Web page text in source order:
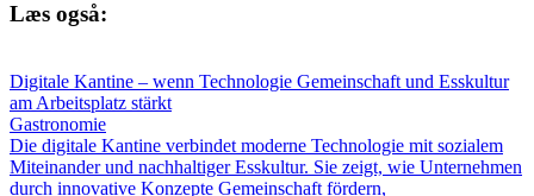
Læs også:
Digitale Kantine – wenn Technologie Gemeinschaft und Esskultur
am Arbeitsplatz stärkt
Gastronomie
Die digitale Kantine verbindet moderne Technologie mit sozialem
Miteinander und nachhaltiger Esskultur. Sie zeigt, wie Unternehmen
durch innovative Konzepte Gemeinschaft fördern,